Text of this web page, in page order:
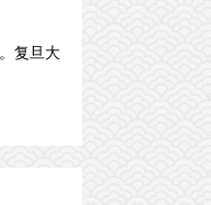
复旦大